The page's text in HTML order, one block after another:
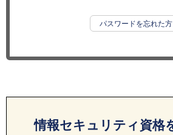
パスワードを忘れた方
情報セキュリティ資格